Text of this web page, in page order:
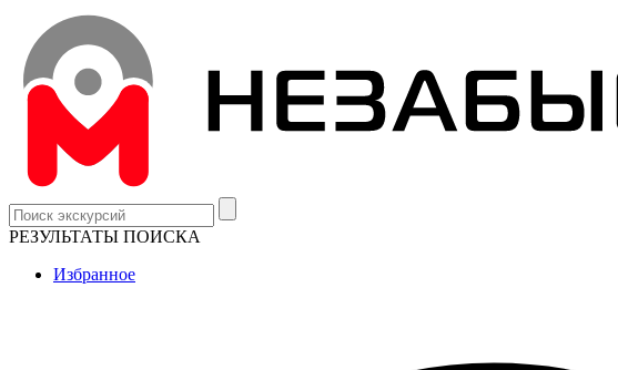
РЕЗУЛЬТАТЫ ПОИСКА
Избранное